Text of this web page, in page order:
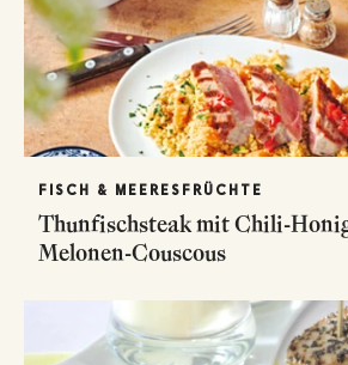
FISCH & MEERESFRÜCHTE
Thunfischsteak mit Chili-
Melonen-Couscous